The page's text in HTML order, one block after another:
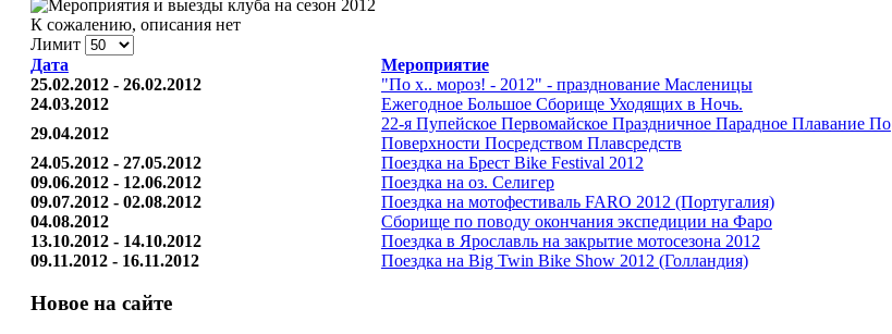
К сожалению, описания нет
Лимит
Дата
Мероприятие
25.02.2012 - 26.02.2012
"По х.. мороз! - 2012" - празднование Масленицы
24.03.2012
Ежегодное Большое Сборище Уходящих в Ночь.
29.04.2012
22-я Пупейское Первомайское Праздничное Парадное Плавание По
Поверхности Посредством Плавсредств
24.05.2012 - 27.05.2012 Поездка на Брест Bike Festival 2012
09.06.2012 - 12.06.2012
Поездка на оз. Селигер
09.07.2012 - 02.08.2012
Поездка на мотофестиваль FARO 2012 (Португалия)
04.08.2012
Сборище по поводу окончания экспедиции на Фаро
13.10.2012 - 14.10.2012
Поездка в Ярославль на закрытие мотосезона 2012
09.11.2012 - 16.11.2012
Поездка на Big Twin Bike Show 2012 (Голландия)
Новое на сайте